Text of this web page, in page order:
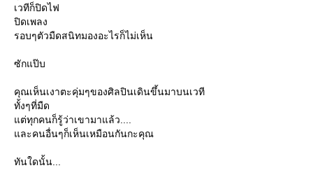
เวทีก็ปิดไฟ
ปิดเพลง
รอบๆตัวมืดสนิทมองอะไรก็ไม่เห็น
ซักแป๊บ
คุณเห็นเงาตะคุ่มๆของศิลปินเดินขึ้นมาบนเวที
ทั้งๆที่มืด
ต่ทุกคนก็รู้ว่าเขามาแล้ว....
ละคนอื่นๆก็เห็นเหมือนกันกะคุณ
ทันใดนั้น...